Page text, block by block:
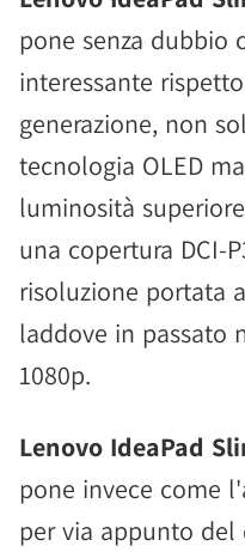
pone senza dubbio
interessante
generazione, non
tecnologia OLED
luminosità
una copertura DCI-
risoluzione portata
laddove in passato
1080p.
Lenovo IdeaPad
pone invece come
per via appunto del